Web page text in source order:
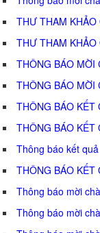
THƯ THAM KHẢO
THƯ THAM KHẢO
THÔNG BÁO MỜI
THÔNG BÁO MỜI
THÔNG BÁO KẾT
THÔNG BÁO KẾT
Thông báo kết quả
THÔNG BÁO KẾT
Thông báo mời
Thông báo mời